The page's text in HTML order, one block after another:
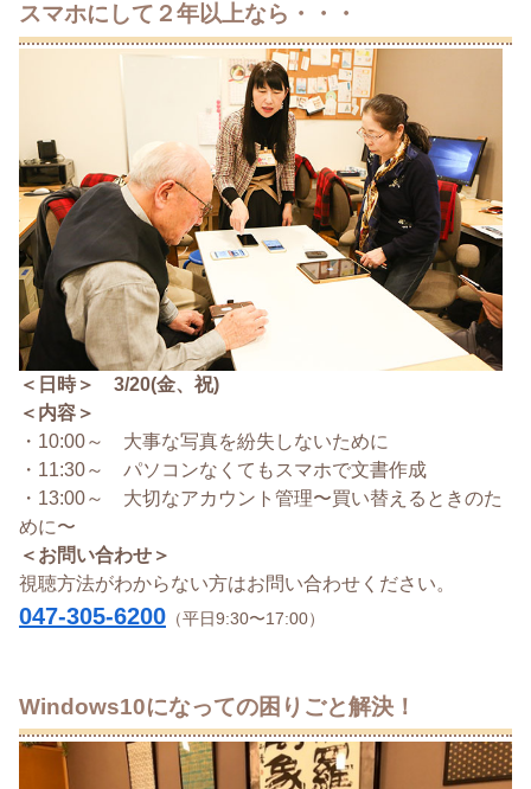
スマホにして２年以上なら・・・
＜日時＞ 3/20(金、祝)
＜内容＞
・10:00～ 大事な写真を紛失しないために
・11:30～ パソコンなくてもスマホで文書作成
・13:00～ 大切なアカウント管理〜買い替えるときのた
めに〜
＜お問い合わせ＞
視聴方法がわからない方はお問い合わせください。
047-305-6200 （平日9:30〜17:00）
Windows10になっての困りごと解決！